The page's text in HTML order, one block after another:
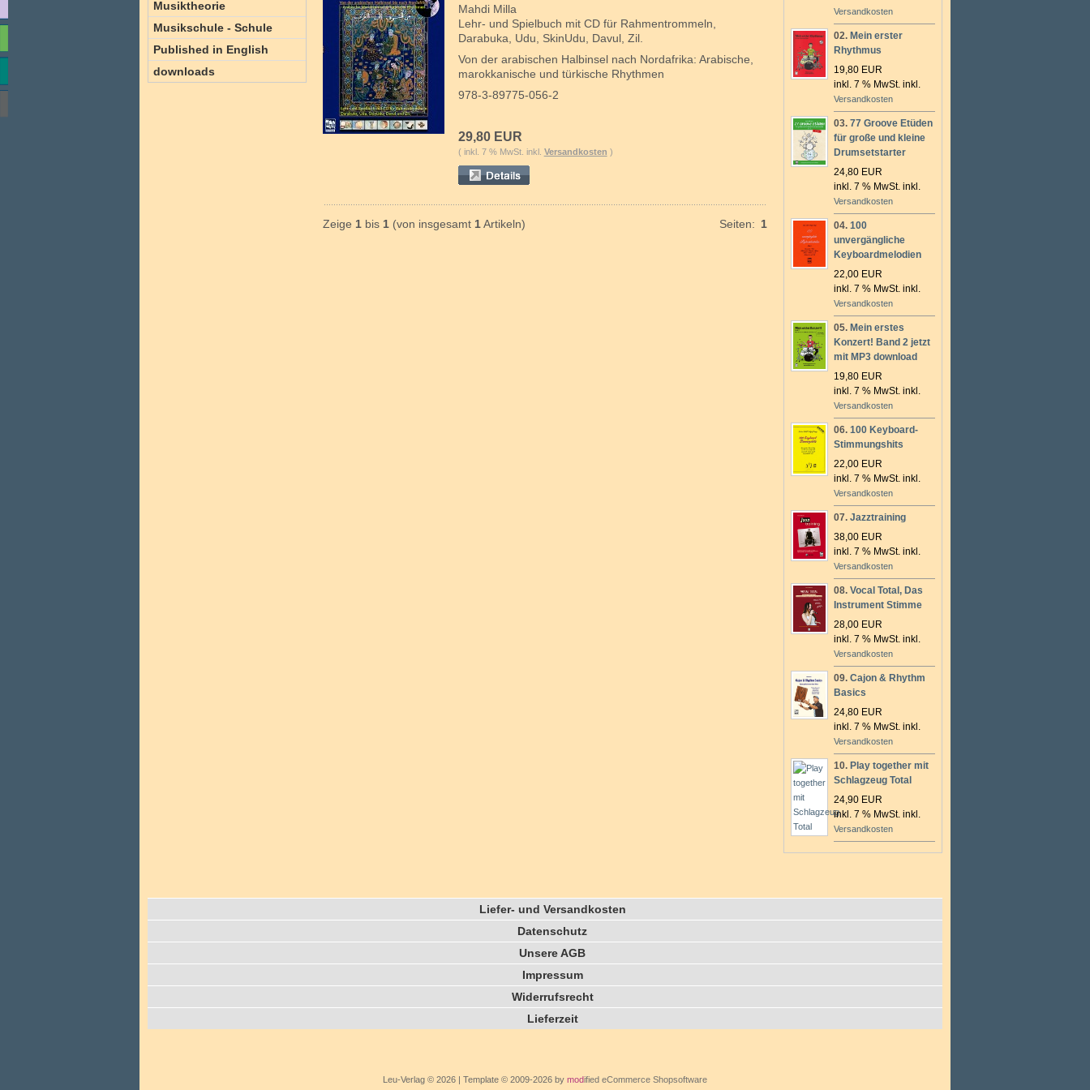
Musiktheorie
Musikschule - Schule
Published in English
downloads
Mahdi Milla
Lehr- und Spielbuch mit CD für Rahmentrommeln,
Darabuka, Udu, SkinUdu, Davul, Zil.
Von der arabischen Halbinsel nach Nordafrika: Arabische,
marokkanische und türkische Rhythmen
978-3-89775-056-2
29,80 EUR
( inkl. 7 % MwSt. inkl. Versandkosten )
Zeige 1bis 1(von insgesamt 1Artikeln) Seiten: 1
Versandkosten
02. Mein erster
Rhythmus
19,80 EUR
inkl. 7 % MwSt. inkl.
Versandkosten
03. 77 Groove Etüden
für große und kleine
Drumsetstarter
24,80 EUR
inkl. 7 % MwSt. inkl.
Versandkosten
04. 100
unvergängliche
Keyboardmelodien
22,00 EUR
inkl. 7 % MwSt. inkl.
Versandkosten
05. Mein erstes
Konzert! Band 2 jetzt
mit MP3 download
19,80 EUR
inkl. 7 % MwSt. inkl.
Versandkosten
06. 100 Keyboard-
Stimmungshits
22,00 EUR
inkl. 7 % MwSt. inkl.
Versandkosten
07. Jazztraining
38,00 EUR
inkl. 7 % MwSt. inkl.
Versandkosten
08. Vocal Total, Das
Instrument Stimme
28,00 EUR
inkl. 7 % MwSt. inkl.
Versandkosten
09. Cajon & Rhythm
Basics
24,80 EUR
inkl. 7 % MwSt. inkl.
Versandkosten
10. Play together mit
Schlagzeug Total
24,90 EUR
inkl. 7 % MwSt. inkl.
Versandkosten
Liefer- und Versandkosten
Datenschutz
Unsere AGB
Impressum
Widerrufsrecht
Lieferzeit
Leu-Verlag © 2026 | Template © 2009-2026 by modified eCommerce Shopsoftware